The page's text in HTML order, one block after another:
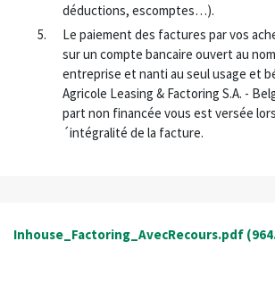
déductions, escomptes…).
Le paiement des factures par vos
sur un compte bancaire ouvert au
entreprise et nanti au seul usage et
Agricole Leasing & Factoring S.A. -
part non financée vous est versée
´intégralité de la facture.
Inhouse_Factoring_AvecRecours.pdf